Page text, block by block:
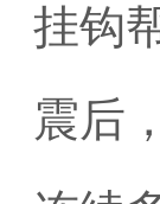
挂钩
震后